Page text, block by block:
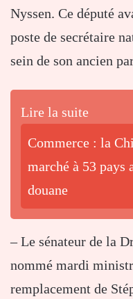
Nyssen. Ce député
poste de secrétaire
sein de son ancien
Lire la suite
Commerce : la
marché à 53 pays
douane
– Le sénateur de la
nommé mardi
remplacement de